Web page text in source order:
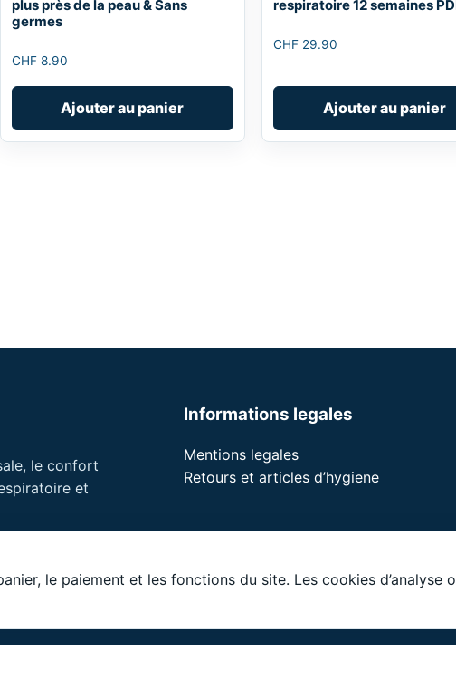
plus près de la peau & Sans
germes
CHF8.90
Ajouter au panier
respiratoire 12 semaines
CHF 29.90
Ajouter au panier
le confort
et
Informations legales
Mentions legales
Retours et articles d’hygiene
le paiement et les fonctions du site. Les cookies d’analyse